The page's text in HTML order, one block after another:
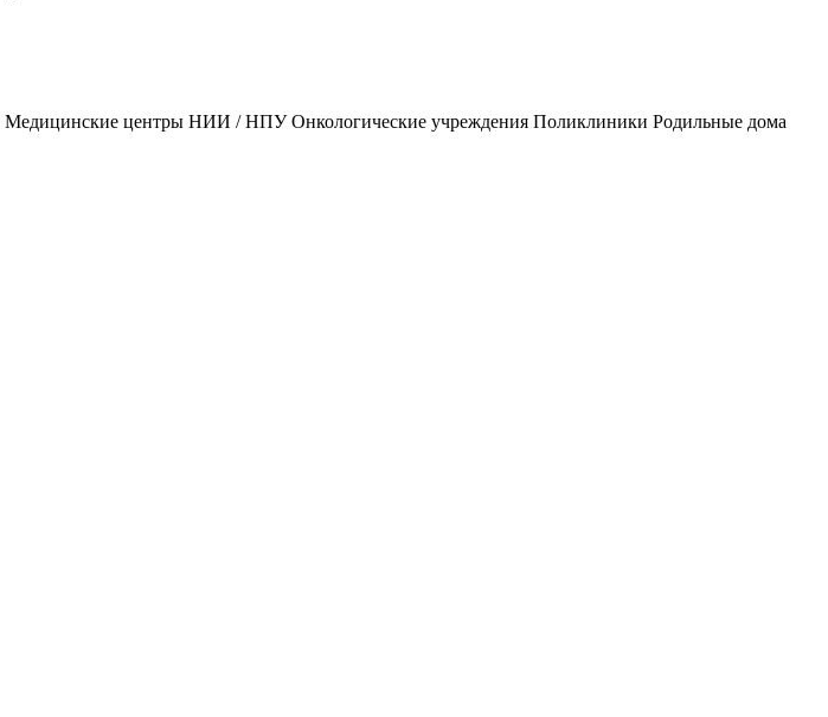
Медицинские центры НИИ / НПУ Онкологические учреждения Поликлиники Родильные дома